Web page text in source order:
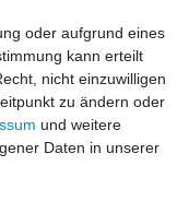
Kontaktoder aufgrund eines
kann erteilt
nicht einzuwilligen
zu ändern oder
und weitere
Daten in unserer